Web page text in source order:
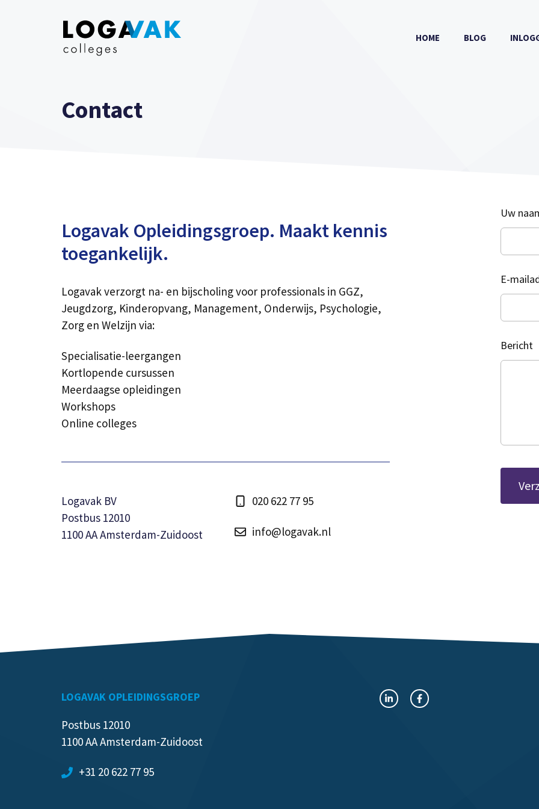
HOME BLOG
Contact
Logavak Opleidingsgroep. Maakt kennis
toegankelijk.
Logavak verzorgt na- en bijscholing voor professionals in GGZ,
Jeugdzorg, Kinderopvang, Management, Onderwijs, Psychologie,
Zorg en Welzijn via:
Specialisatie-leergangen
Kortlopende cursussen
Meerdaagse opleidingen
Workshops
Online colleges
Logavak BV
Postbus 12010
1100 AA Amsterdam-Zuidoost
020 622 77 95
info@logavak.nl
Laat
dit
blanco
Uw
E-
Bericht
LOGAVAK OPLEIDINGSGROEP
Postbus 12010
1100 AA Amsterdam-Zuidoost
+31 20 622 77 95